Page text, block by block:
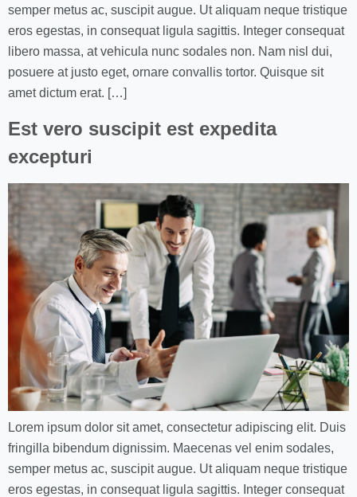
semper metus ac, suscipit augue. Ut aliquam neque tristique
eros egestas, in consequat ligula sagittis. Integer consequat
libero massa, at vehicula nunc sodales non. Nam nisl dui,
posuere at justo eget, ornare convallis tortor. Quisque sit
amet dictum erat. […]
Est vero suscipit est expedita
excepturi
Lorem ipsum dolor sit amet, consectetur adipiscing elit. Duis
fringilla bibendum dignissim. Maecenas vel enim sodales,
semper metus ac, suscipit augue. Ut aliquam neque tristique
eros egestas, in consequat ligula sagittis. Integer consequat